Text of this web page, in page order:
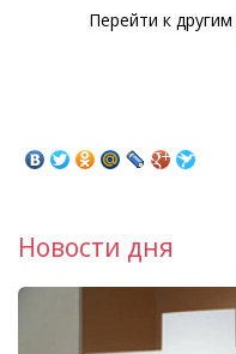
Перейти к другим
Новости дня